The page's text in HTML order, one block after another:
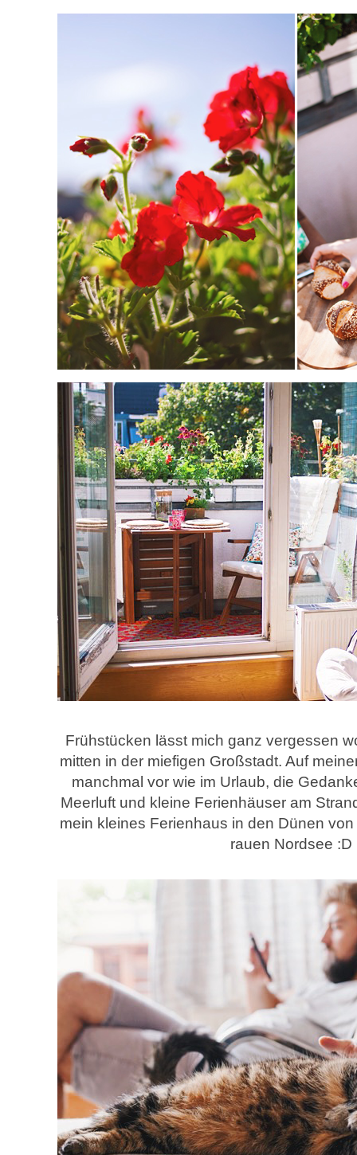
Frühstücken lässt mich ganz vergessen
mitten in der miefigen Großstadt. Auf
manchmal vor wie im Urlaub, die
Meerluft und kleine Ferienhäuser am
mein kleines Ferienhaus in den Dünen
rauen Nordsee :D